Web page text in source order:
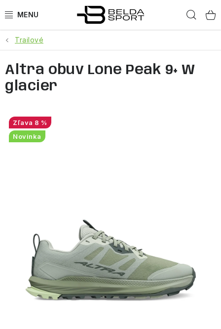
na
ŠPORTY
BEH
BOGNER
GOLDBERGH
OBLEČENIE
VÝPREDAJ
ZNAČKY
Vrátenie a výmena Doprava a platba
Blog
Trailové
Altra obuv Lone Peak 9+ W
glacier
8 %
Novinka